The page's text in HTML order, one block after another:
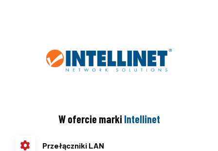
W ofercie markiIntellinet
Przełączniki LAN